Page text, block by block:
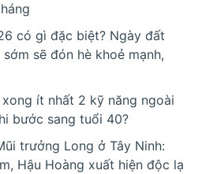
có gì đặc biệt? Ngày đất
sẽ đón hè khoẻ mạnh,
ít nhất 2 kỹ năng ngoài
bước sang tuổi 40?
trưởng Long ở Tây Ninh:
Hậu Hoàng xuất hiện độc lạ